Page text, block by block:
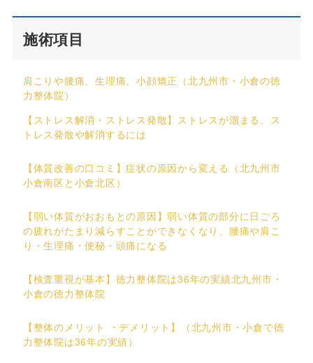
施術項目
肩こりや腰痛、生理痛、小顔矯正（北九州市・小倉の徳
力整体院）
【ストレス解消・ストレス発散】ストレスが溜まる、ス
トレス発散や解消するには
【体質改善の口コミ】症状の原因から変える（北九州市
小倉南区と小倉北区）
【弱い体質がおおもとの原因】弱い体質の部分に日ごろ
の疲れがたまり減らすことができなくなり、腰痛や肩こ
り・生理痛・便秘・頭痛になる
【検査重視が基本】徳力整体院は36年の実績北九州市・
小倉の徳力整体院
【整体のメリット ・デメリット】（北九州市・小倉で徳
力整体院は36年の実績）